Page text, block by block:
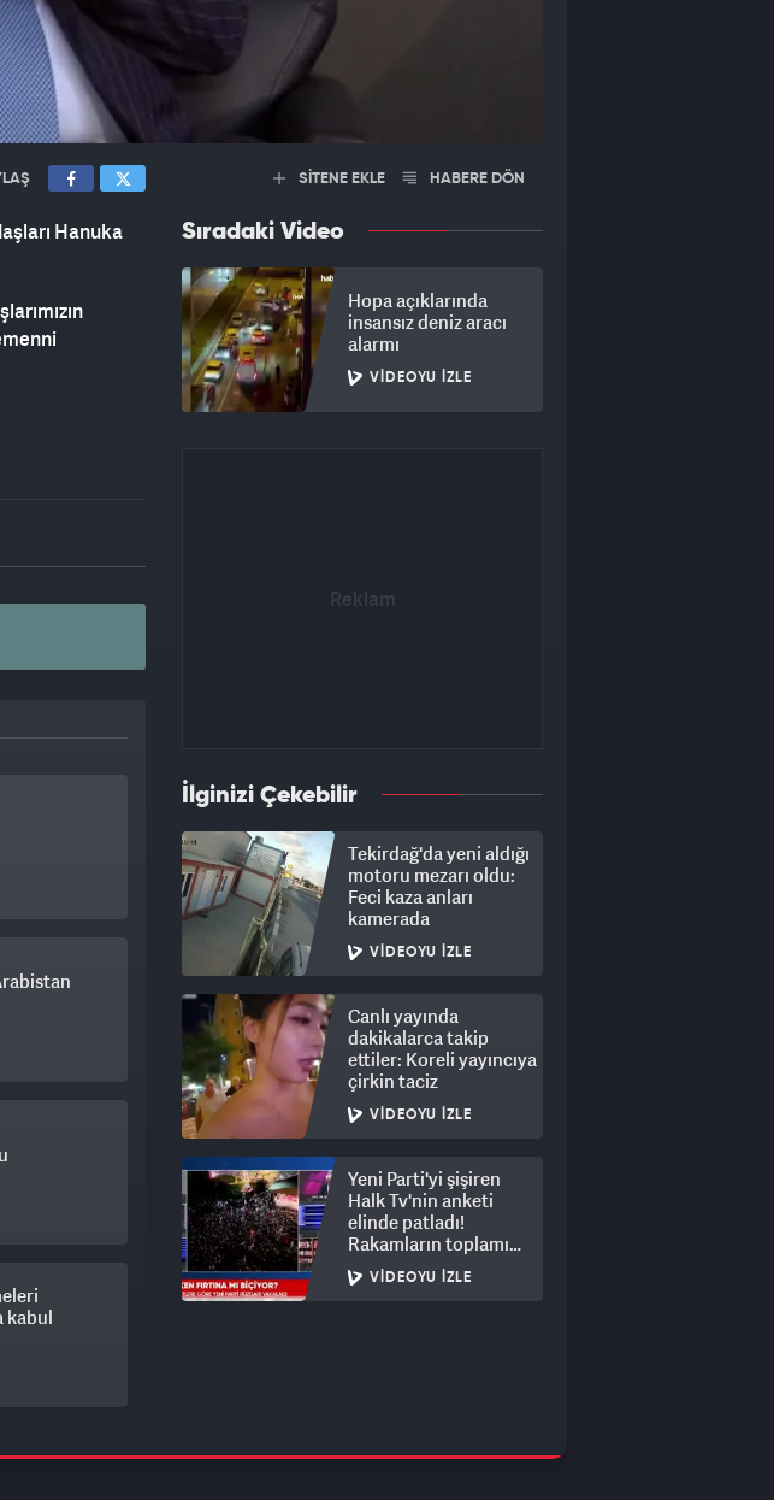
Hanuka
kabul
SİTENE EKLE HABERE DÖN
Sıradaki Video
Hopa açıklarında
insansız deniz aracı
alarmı
VIDEOYU İZLE
İlginizi Çekebilir
Tekirdağ'da yeni aldığı
motoru mezarı oldu:
Feci kaza anları
kamerada
VIDEOYU İZLE
Canlı yayında
dakikalarca takip
ettiler: Koreli yayıncıya
çirkin taciz
VIDEOYU İZLE
Yeni Parti'yi şişiren
Halk Tv'nin anketi
elinde patladı!
Rakamların toplamı
dalga konusu oldu
VIDEOYU İZLE